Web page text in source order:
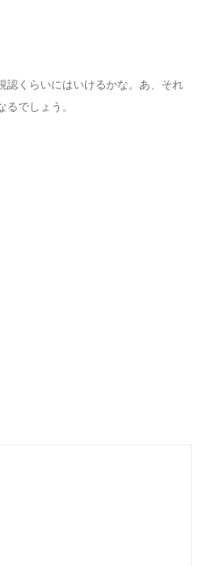
認くらいにはいけるかな。あ、それ
でしょう。